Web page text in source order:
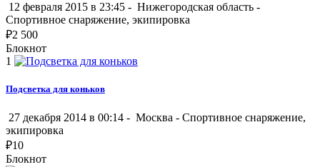
12 февраля 2015 в 23:45 - Нижегородская область -
Спортивное снаряжение, экипировка
₽2 500
Блокнот
1
Подсветка для коньков
27 декабря 2014 в 00:14 - Москва - Спортивное снаряжение,
экипировка
₽10
Блокнот